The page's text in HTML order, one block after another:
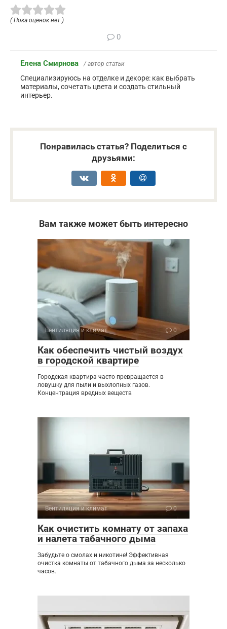
( Пока оценок нет )
0
Елена Смирнова / автор статьи
Специализируюсь на отделке и декоре: как выбрать
материалы, сочетать цвета и создать стильный
интерьер.
Понравилась статья? Поделиться с
друзьями:
Вам также может быть интересно
Вентиляция и климат 0
Как обеспечить чистый воздух
в городской квартире
Городская квартира часто превращается в
ловушку для пыли и выхлопных газов.
Концентрация вредных веществ
Вентиляция и климат 0
Как очистить комнату от запаха
и налета табачного дыма
Забудьте о смолах и никотине! Эффективная
очистка комнаты от табачного дыма за несколько
часов.